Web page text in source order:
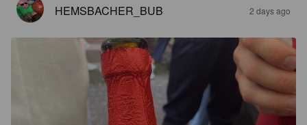
HEMSBACHER_BUB 2 days ago